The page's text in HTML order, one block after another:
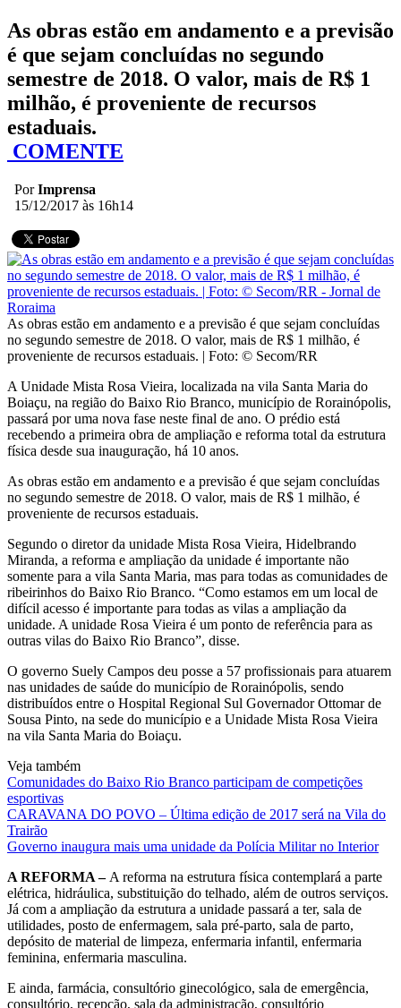
As obras estão em andamento e a previsão
é que sejam concluídas no segundo
semestre de 2018. O valor, mais de R$ 1
milhão, é proveniente de recursos
estaduais.
COMENTE
PorImprensa
15/12/2017 às 16h14
As obras estão em andamento e a previsão é que sejam concluídas
no segundo semestre de 2018. O valor, mais de R$ 1 milhão, é
proveniente de recursos estaduais. | Foto: © Secom/RR
A Unidade Mista Rosa Vieira, localizada na vila Santa Maria do
Boiaçu, na região do Baixo Rio Branco, município de Rorainópolis,
passará por uma nova fase neste final de ano. O prédio está
recebendo a primeira obra de ampliação e reforma total da estrutura
física desde sua inauguração, há 10 anos.
As obras estão em andamento e a previsão é que sejam concluídas
no segundo semestre de 2018. O valor, mais de R$ 1 milhão, é
proveniente de recursos estaduais.
Segundo o diretor da unidade Mista Rosa Vieira, Hidelbrando
Miranda, a reforma e ampliação da unidade é importante não
somente para a vila Santa Maria, mas para todas as comunidades de
ribeirinhos do Baixo Rio Branco. “Como estamos em um local de
difícil acesso é importante para todas as vilas a ampliação da
unidade. A unidade Rosa Vieira é um ponto de referência para as
outras vilas do Baixo Rio Branco”, disse.
O governo Suely Campos deu posse a 57 profissionais para atuarem
nas unidades de saúde do município de Rorainópolis, sendo
distribuídos entre o Hospital Regional Sul Governador Ottomar de
Sousa Pinto, na sede do município e a Unidade Mista Rosa Vieira
na vila Santa Maria do Boiaçu.
Veja também
Comunidades do Baixo Rio Branco participam de competições
esportivas
CARAVANA DO POVO – Última edição de 2017 será na Vila do
Trairão
Governo inaugura mais uma unidade da Polícia Militar no Interior
A REFORMA – A reforma na estrutura física contemplará a parte
elétrica, hidráulica, substituição do telhado, além de outros serviços.
Já com a ampliação da estrutura a unidade passará a ter, sala de
utilidades, posto de enfermagem, sala pré-parto, sala de parto,
depósito de material de limpeza, enfermaria infantil, enfermaria
feminina, enfermaria masculina.
E ainda, farmácia, consultório ginecológico, sala de emergência,
consultório, recepção, sala da administração, consultório